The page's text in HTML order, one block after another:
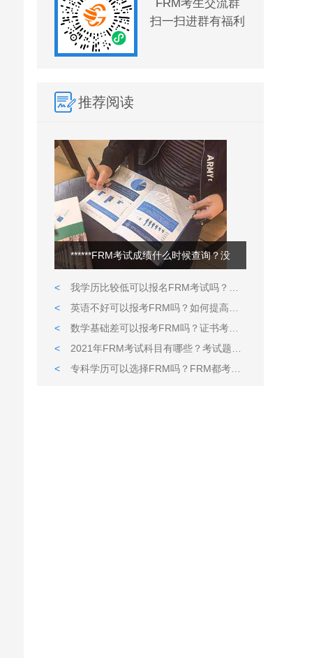
FRM考生交流群
扫一扫进群有福利
推荐阅读
******FRM考试成绩什么时候查询？没
<
我学历比较低可以报名FRM考试吗？英语很久没用了可以通过考试吗？
<
英语不好可以报考FRM吗？如何提高英语水平？
<
数学基础差可以报考FRM吗？证书考试内容如何？
<
2021年FRM考试科目有哪些？考试题型都是什么样的？
<
专科学历可以选择FRM吗？FRM都考哪些知识点？